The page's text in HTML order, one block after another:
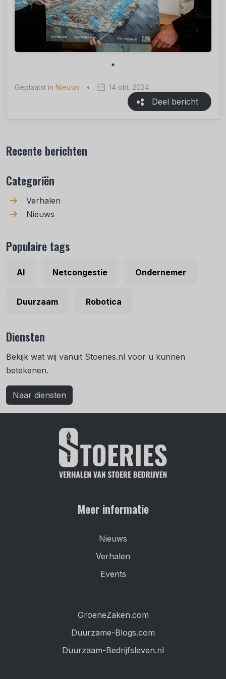
Geplaatst in Nieuws • 14 okt. 2024
Deel bericht
Recente berichten
Categoriën
Verhalen
Nieuws
Populaire tags
AI Netcongestie Ondernemer
Duurzaam Robotica
Diensten
Bekijk wat wij vanuit Stoeries.nl voor u kunnen
betekenen.
Naar diensten
Meer informatie
Nieuws
Verhalen
Events
GroeneZaken.com
Duurzame-Blogs.com
Duurzaam-Bedrijfsleven.nl